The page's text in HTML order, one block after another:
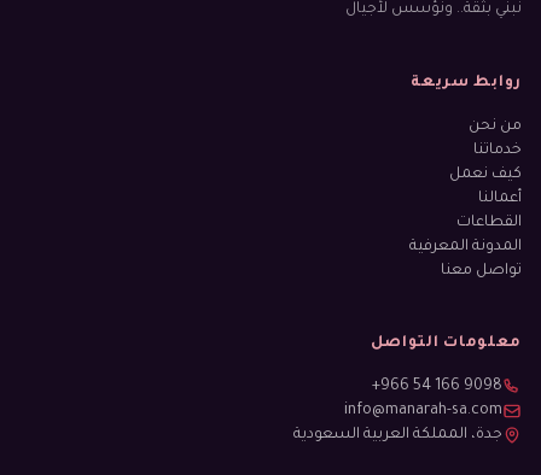
نبني بثقة.. ونؤسس لأجيال
روابط سريعة
من نحن
خدماتنا
كيف نعمل
أعمالنا
القطاعات
المدونة المعرفية
تواصل معنا
معلومات التواصل
+966 54 166 9098
info@manarah-sa.com
جدة، المملكة العربية السعودية